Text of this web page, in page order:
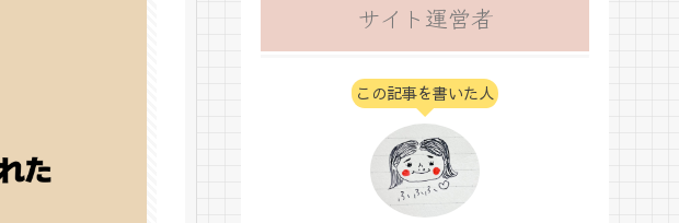
サイト運営者
この記事を書いた人